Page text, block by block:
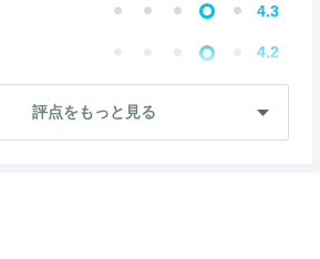
評点をもっと見る
4.3
4.2
3.8